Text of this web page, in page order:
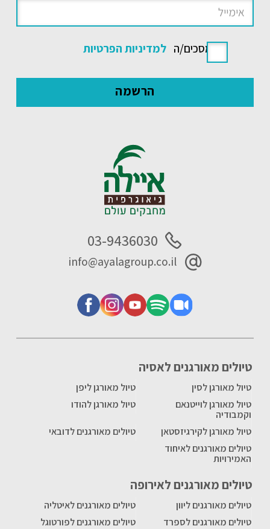
אני מסכים/ה למדיניות הפרטיות
טיולים מאורגנים לאסיה
טיול מאורגן לסין
טיול מאורגן ליפן
טיול מאורגן לוייטנאם
וקמבודיה
טיול מאורגן להודו
טיול מאורגן לקירגיזסטאן
טיולים מאורגנים לדובאי
טיולים מאורגנים לאיחוד
האמירויות
טיולים מאורגנים לאירופה
טיולים מאורגנים ליוון
טיולים מאורגנים לאיטליה
טיולים מאורגנים לספרד
טיולים מאורגנים לפורטוגל
03-9436030
info@ayalagroup.co.il